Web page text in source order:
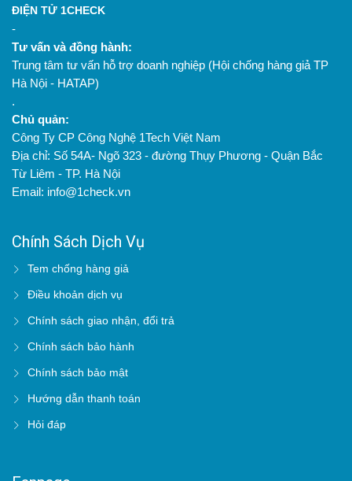
ĐIỆN TỬ 1CHECK
-
Tư vấn và đồng hành:
Trung tâm tư vấn hỗ trợ doanh nghiệp (Hội chống hàng giả TP
Hà Nội - HATAP)
.
Chủ quản:
Công Ty CP Công Nghệ 1Tech Việt Nam
Địa chỉ: Số 54A- Ngõ 323 - đường Thụy Phương - Quận Bắc
Từ Liêm - TP. Hà Nội
Email: info@1check.vn
Chính Sách Dịch Vụ
Tem chống hàng giả
Điều khoản dịch vụ
Chính sách giao nhận, đổi trả
Chính sách bảo hành
Chính sách bảo mật
Hướng dẫn thanh toán
Hỏi đáp